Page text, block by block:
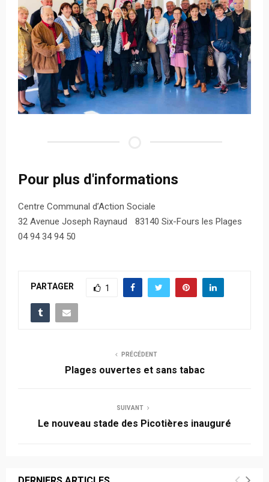
Pour plus d'informations
Centre Communal d’Action Sociale
32 Avenue Joseph Raynaud 83140 Six-Fours les Plages
04 94 34 94 50
PARTAGER 1
PRÉCÉDENT
Plages ouvertes et sans tabac
SUIVANT
Le nouveau stade des Picotières inauguré